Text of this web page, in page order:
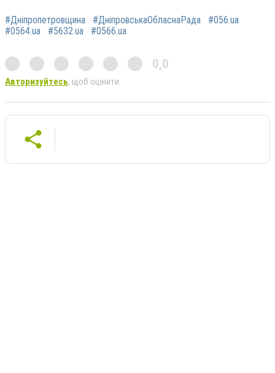
#Дніпропетровщина #ДніпровськаОбласнаРада
#056.ua
#0564.ua
#5632.ua #0566.ua
0,0
Авторизуйтесь, щоб оцінити